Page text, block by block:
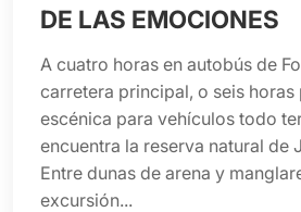
DE LAS EMOCIONES
A cuatro horas en autobús de
carretera principal, o seis horas
escénica para vehículos todo
encuentra la reserva natural de
Entre dunas de arena y
excursión...